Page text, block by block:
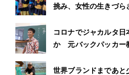
挑み、女性の生きづら
コロナでジャカルタ
か 元バックパッカー
世界ブランドまであ